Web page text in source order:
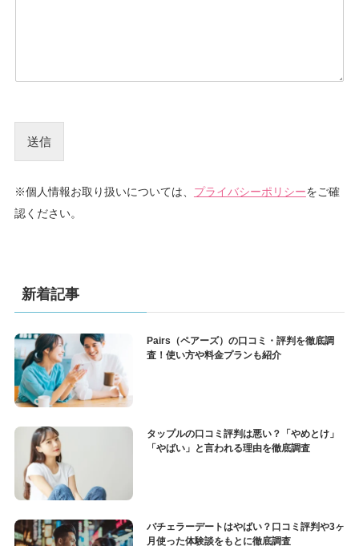
ナ
問
合
せ
内
容
送信
※個人情報お取り扱いについては、 プライバシーポリシーをご確
認ください。
新着記事
Pairs（ペアーズ）の口コミ・評判を徹底調
査！使い方や料金プランも紹介
タップルの口コミ評判は悪い？「やめとけ」
「やばい」と言われる理由を徹底調査
バチェラーデートはやばい？口コミ評判や3ヶ
月使った体験談をもとに徹底調査